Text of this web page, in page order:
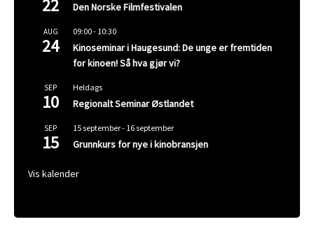
22 Den Norske Filmfestivalen
AUG
24
09:00- 10:30
Kinoseminar i Haugesund: De unge er fremtiden
for kinoen! Så hva gjør vi?
SEP
10
Heldags
Regionalt Seminar Østlandet
SEP
15
15 september- 16 september
Grunnkurs for nye i kinobransjen
Vis kalender